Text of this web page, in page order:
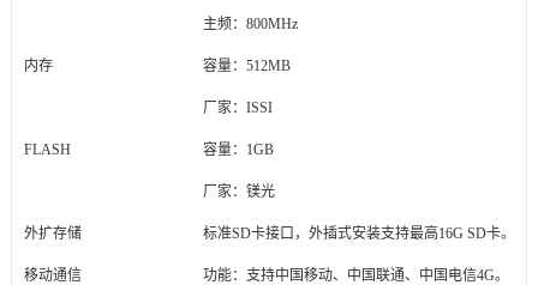
主频：800MHz
内存 容量：512MB
厂家：ISSI
FLASH 容量：1GB
厂家：镁光
外扩存储 标准SD卡接口，外插式安装支持最高16G SD卡。
移动通信 功能：支持中国移动、中国联通、中国电信4G。